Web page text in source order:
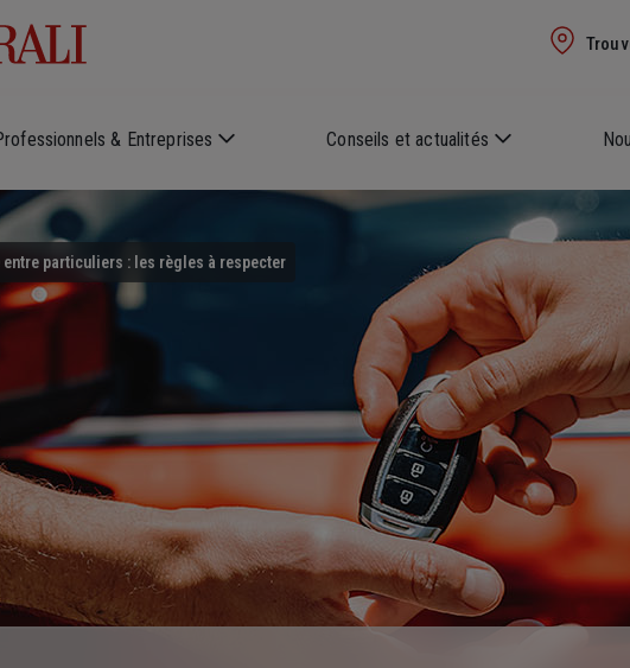
& Entreprises Conseils et actualités
particuliers : les règles à respecter